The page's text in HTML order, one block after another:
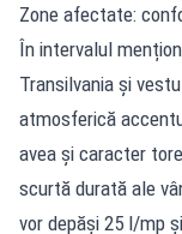
Zone afectate:
În intervalul
Transilvania și
atmosferică
avea și caracter
scurtă durată ale
vor depăși 25 l/mp